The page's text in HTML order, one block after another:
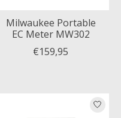
Milwaukee Portable
EC Meter MW302
€159,95